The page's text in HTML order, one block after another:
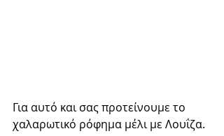
Για αυτό και σας προτείνουμε το
χαλαρωτικό ρόφημα μέλι με Λουΐζα.